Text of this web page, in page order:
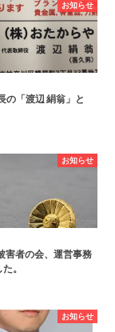
お知らせ
の「渡辺 絹翁」と
お知らせ
害者の会、運営事務
。
お知らせ